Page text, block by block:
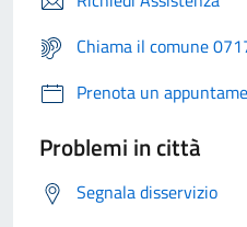
Chiama il comune
Prenota un
Problemi in città
Segnala disservizio